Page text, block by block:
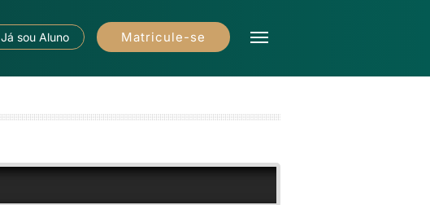
Já sou Aluno Matricule-se